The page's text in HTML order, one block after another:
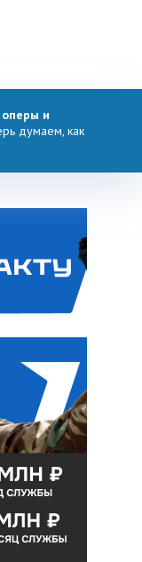
и
думаем, как